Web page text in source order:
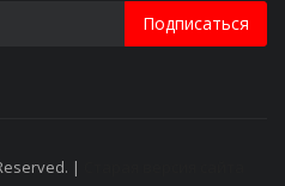
Подписаться
|